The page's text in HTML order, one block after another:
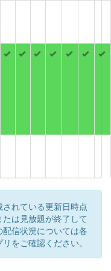
れている更新日時点
は見放題が終了して
信状況については各
をご確認ください。